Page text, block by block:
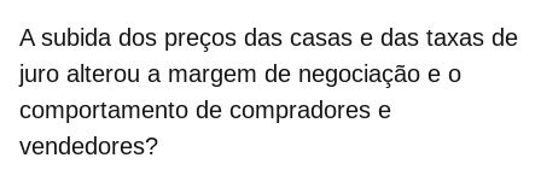
A subida dos preços das casas e das taxas de
juro alterou a margem de negociação e o
comportamento de compradores e
vendedores?